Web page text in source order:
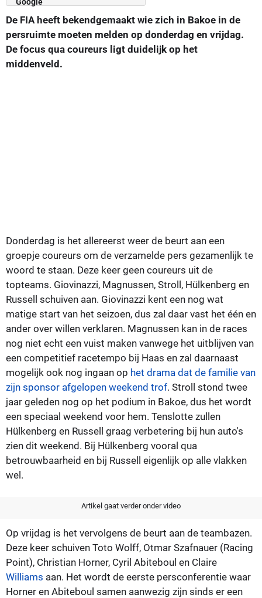
De FIA heeft bekendgemaakt wie zich in Bakoe in de
persruimte moeten melden op donderdag en vrijdag.
De focus qua coureurs ligt duidelijk op het
middenveld.
Donderdag is het allereerst weer de beurt aan een
groepje coureurs om de verzamelde pers gezamenlijk te
woord te staan. Deze keer geen coureurs uit de
topteams. Giovinazzi, Magnussen, Stroll, Hülkenberg en
Russell schuiven aan. Giovinazzi kent een nog wat
matige start van het seizoen, dus zal daar vast het één en
ander over willen verklaren. Magnussen kan in de races
nog niet echt een vuist maken vanwege het uitblijven van
een competitief racetempo bij Haas en zal daarnaast
mogelijk ook nog ingaan op het drama dat de familie van
zijn sponsor afgelopen weekend trof. Stroll stond twee
jaar geleden nog op het podium in Bakoe, dus het wordt
een speciaal weekend voor hem. Tenslotte zullen
Hülkenberg en Russell graag verbetering bij hun auto's
zien dit weekend. Bij Hülkenberg vooral qua
betrouwbaarheid en bij Russell eigenlijk op alle vlakken
wel.
Artikel gaat verder onder video
Op vrijdag is het vervolgens de beurt aan de teambazen.
Deze keer schuiven Toto Wolff, Otmar Szafnauer (Racing
Point), Christian Horner, Cyril Abiteboul en Claire
Williams aan. Het wordt de eerste persconferentie waar
Horner en Abiteboul samen aanwezig zijn sinds er een